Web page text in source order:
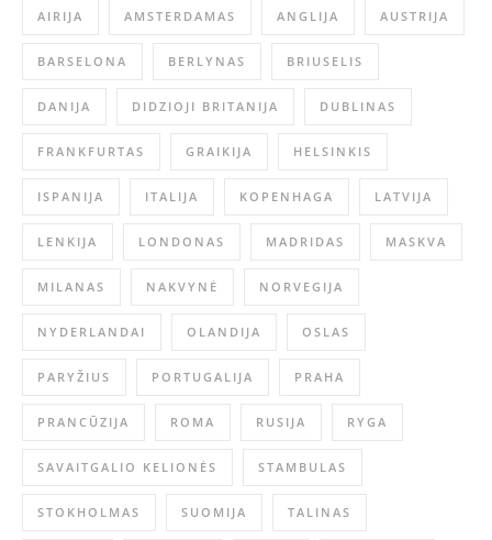
AIRIJA AMSTERDAMAS ANGLIJA AUSTRIJA
BARSELONA BERLYNAS BRIUSELIS
DANIJA DIDZIOJI BRITANIJA DUBLINAS
FRANKFURTAS GRAIKIJA HELSINKIS
ISPANIJA ITALIJA KOPENHAGA LATVIJA
LENKIJA LONDONAS MADRIDAS MASKVA
MILANAS NAKVYNĖ NORVEGIJA
NYDERLANDAI OLANDIJA OSLAS
PARYŽIUS PORTUGALIJA PRAHA
PRANCŪZIJA ROMA RUSIJA RYGA
SAVAITGALIO KELIONĖS STAMBULAS
STOKHOLMAS SUOMIJA TALINAS